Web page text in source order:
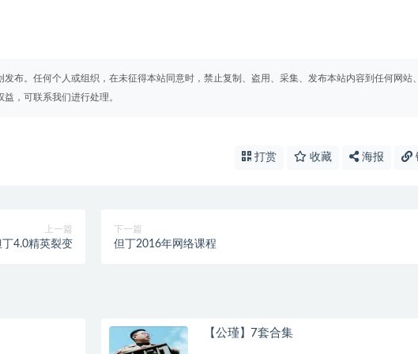
布。任何个人或组织，在未征得本站同意时，禁止复制、盗用、采集、发布本站内容到任何网站
，可联系我们进行处理。
打赏 收藏 海报
上一篇
丁4.0精英裂变
下一篇
但丁2016年网络课程
【公瑾】7套合集